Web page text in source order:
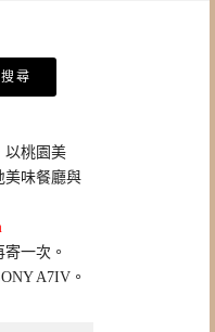
以桃園美
美味餐廳與
一次。
A7IV。